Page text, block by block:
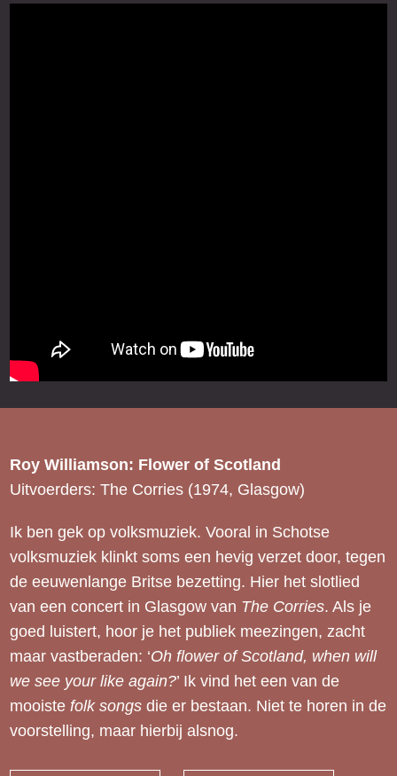
Roy Williamson: Flower of Scotland
Uitvoerders: The Corries (1974, Glasgow)
Ik ben gek op volksmuziek. Vooral in Schotse
volksmuziek klinkt soms een hevig verzet door, tegen
de eeuwenlange Britse bezetting. Hier het slotlied
van een concert in Glasgow van The Corries. Als je
goed luistert, hoor je het publiek meezingen, zacht
maar vastberaden: ‘Oh flower of Scotland, when will
we see your like again?’ Ik vind het een van de
mooiste folk songs die er bestaan. Niet te horen in de
voorstelling, maar hierbij alsnog.